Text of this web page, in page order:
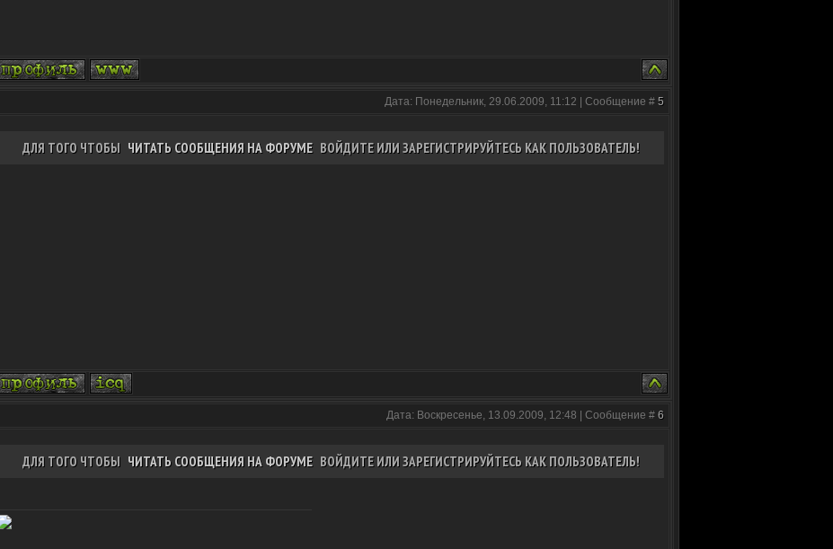
Дата: Понедельник, 29.06.2009, 11:12 | Сообщение # 5
ДЛЯ ТОГО ЧТОБЫ ЧИТАТЬ СООБЩЕНИЯ НА ФОРУМЕ ВОЙДИТЕ ИЛИ ЗАРЕГИСТРИРУЙТЕСЬ КАК ПОЛЬЗОВАТЕЛЬ!
Дата: Воскресенье, 13.09.2009, 12:48 | Сообщение # 6
ДЛЯ ТОГО ЧТОБЫ ЧИТАТЬ СООБЩЕНИЯ НА ФОРУМЕ ВОЙДИТЕ ИЛИ ЗАРЕГИСТРИРУЙТЕСЬ КАК ПОЛЬЗОВАТЕЛЬ!